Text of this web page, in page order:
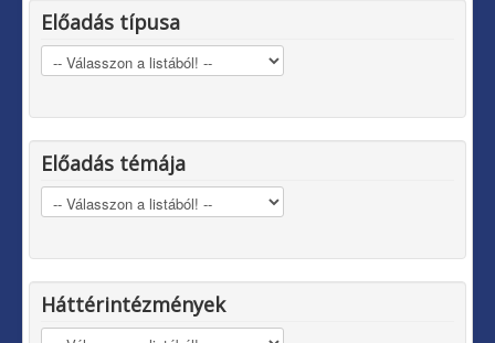
Előadás típusa
Előadás témája
Háttérintézmények